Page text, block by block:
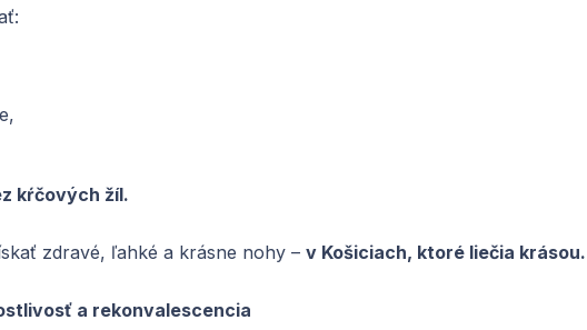
kŕčových žíl.
zdravé, ľahké a krásne nohy –v Košiciach, ktoré liečia krásou.
a rekonvalescencia